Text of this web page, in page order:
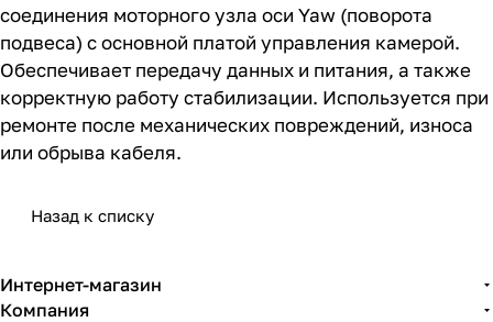
соединения моторного узла оси Yaw (поворота
подвеса) с основной платой управления камерой.
Обеспечивает передачу данных и питания, а также
корректную работу стабилизации. Используется при
ремонте после механических повреждений, износа
или обрыва кабеля.
Назад к списку
Интернет-магазин
Компания